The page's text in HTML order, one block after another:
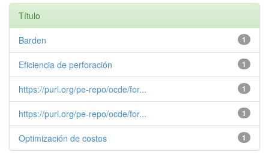
Título
1
Barden
1
Eficiencia de perforación
1
https://purl.org/pe-repo/ocde/for...
1
https://purl.org/pe-repo/ocde/for...
1
Optimización de costos